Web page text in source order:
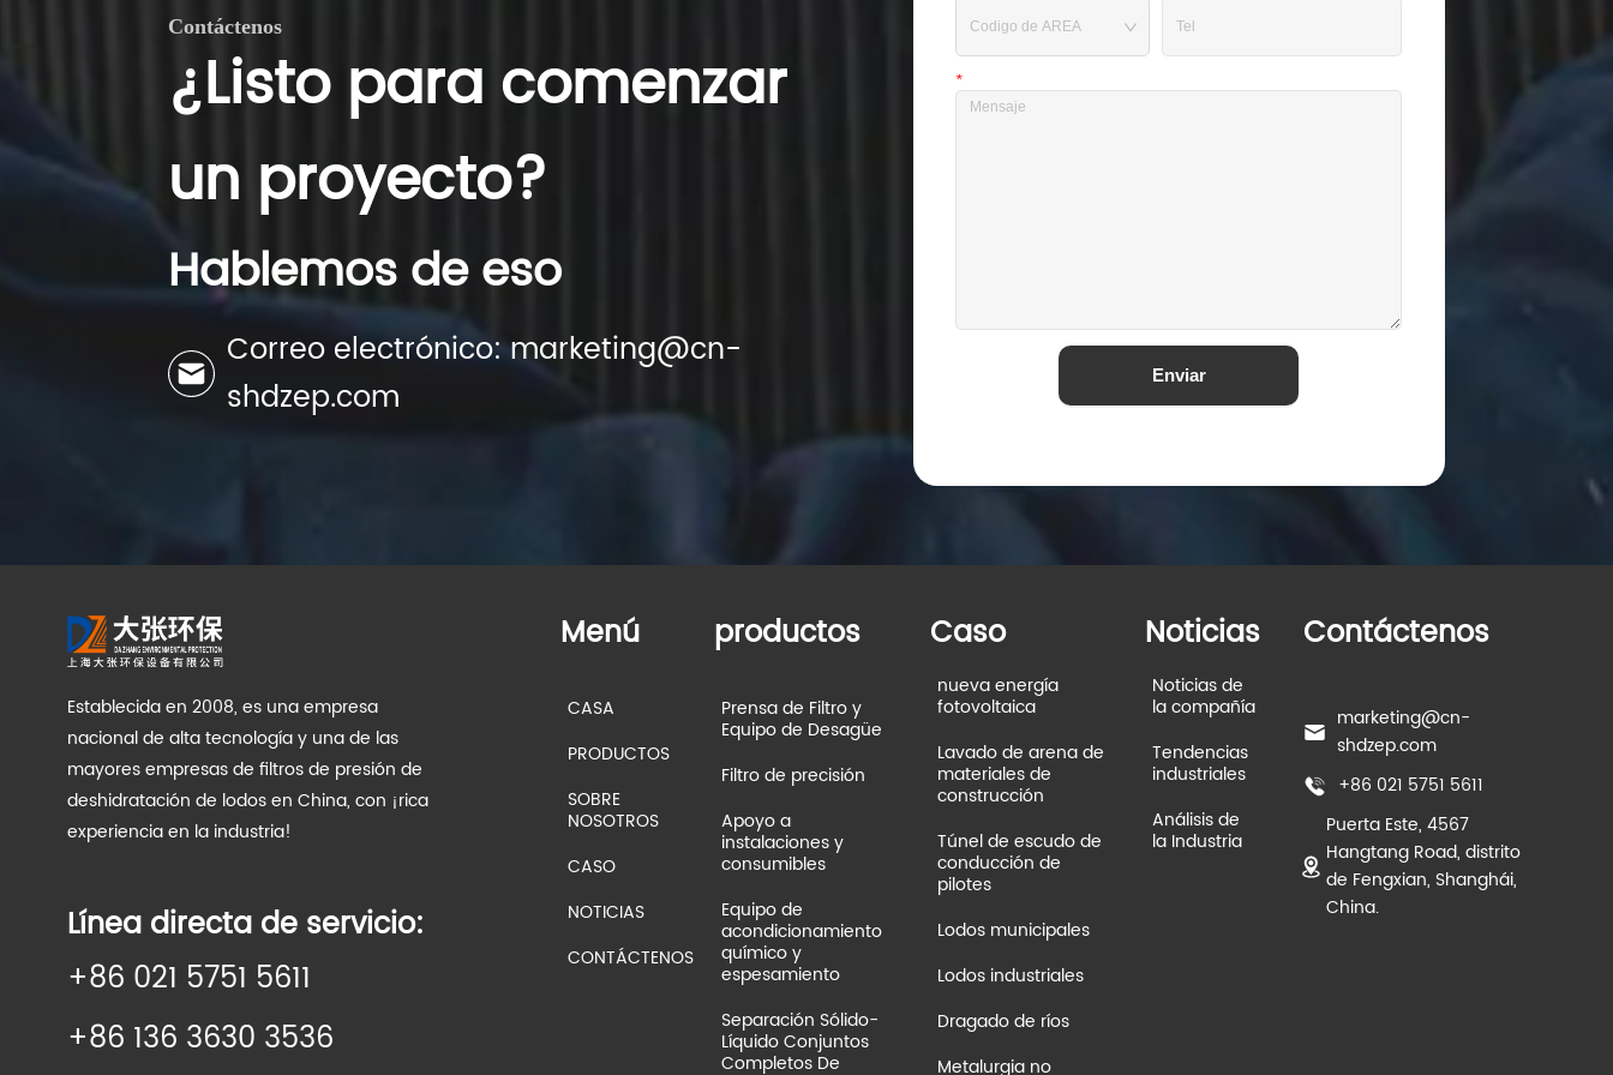
Contáctenos
¿Listo para comenzar
un proyecto?
Hablemos de eso
Correo electrónico: marketing@cn-
shdzep.com
*Mensaje
Enviar
Establecida en 2008, es una empresa
nacional de alta tecnología y una de las
mayores empresas de filtros de presión de
deshidratación de lodos en China, con ¡rica
experiencia en la industria!
Línea directa de servicio:
+86 021 5751 5611
+86 136 3630 3536
Menú productos
CASA
PRODUCTOS
SOBRE
NOSOTROS
CASO
NOTICIAS
CONTÁCTENOS
Prensa de Filtro y
Equipo de Desagüe
Filtro de precisión
Apoyo a
instalaciones y
consumibles
Equipo de
acondicionamiento
químico y
espesamiento
Separación Sólido-
Líquido Conjuntos
Completos De
Caso Noticias
nueva energía
fotovoltaica
Lavado de arena de
materiales de
construcción
Túnel de escudo de
conducción de
pilotes
Lodos municipales
Lodos industriales
Dragado de ríos
Metalurgia no
Noticias de
la compañía
Tendencias
industriales
Análisis de
la Industria
Contáctenos
marketing@cn-
shdzep.com
+86 021 5751 5611
Puerta Este, 4567
Hangtang Road, distrito
de Fengxian, Shanghái,
China.